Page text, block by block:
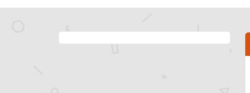
規
散